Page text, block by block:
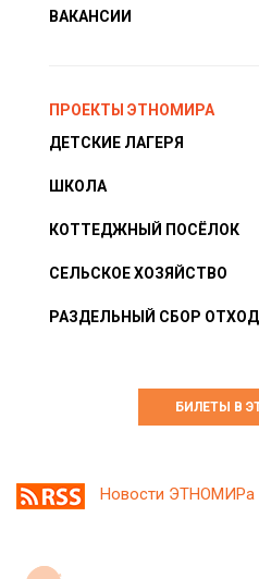
ВАКАНСИИ
ПРОЕКТЫ ЭТНОМИРА
ДЕТСКИЕ ЛАГЕРЯ
ШКОЛА
КОТТЕДЖНЫЙ ПОСЁЛОК
СЕЛЬСКОЕ ХОЗЯЙСТВО
РАЗДЕЛЬНЫЙ СБОР
БИЛЕТЫ В
Новости ЭТНОМИРа